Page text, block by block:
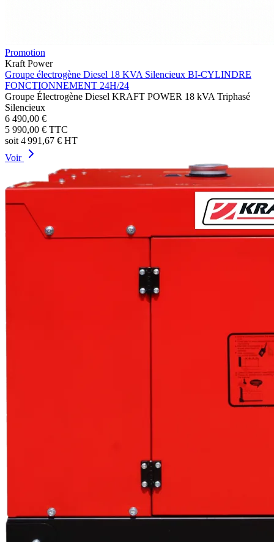
Promotion
Kraft Power
Groupe électrogène Diesel 18 KVA Silencieux BI-CYLINDRE
FONCTIONNEMENT 24H/24
Groupe Électrogène Diesel KRAFT POWER 18 kVA Triphasé
Silencieux
6 490,00 €
5 990,00 € TTC
soit 4 991,67 € HT
Voir